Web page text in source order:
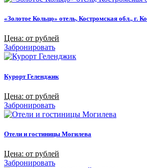
«Золотое Кольцо» отель, Костромская обл., г.
Цена: от рублей
Забронировать
Курорт Геленджик
Цена: от рублей
Забронировать
Отели и гостиницы Могилева
Цена: от рублей
Забронировать